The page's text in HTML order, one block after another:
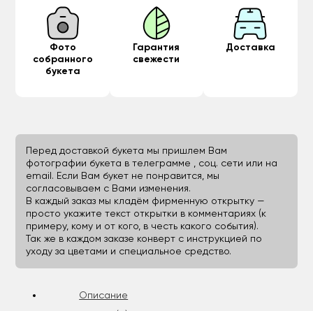
Фото
собранного
букета
Гарантия
свежести
Доставка
Перед доставкой букета мы пришлем Вам
фотографии букета в телеграмме , соц. сети или на
email. Если Вам букет не понравится, мы
согласовываем с Вами изменения.
В каждый заказ мы кладём фирменную открытку —
просто укажите текст открытки в комментариях (к
примеру, кому и от кого, в честь какого события).
Так же в каждом заказе конверт с инструкцией по
уходу за цветами и специальное средство.
Описание